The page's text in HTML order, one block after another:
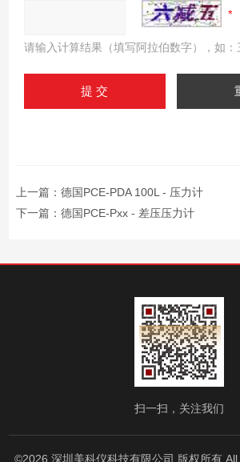
请输入计算结果（填写阿拉伯数字），如：
上一篇： 德国PCE-PDA 100L - 压力计
下一篇： 德国PCE-Pxx - 差压压力计
扫一扫，关注我们
©2026 深圳美科仪科技有限公司 版权所有 All